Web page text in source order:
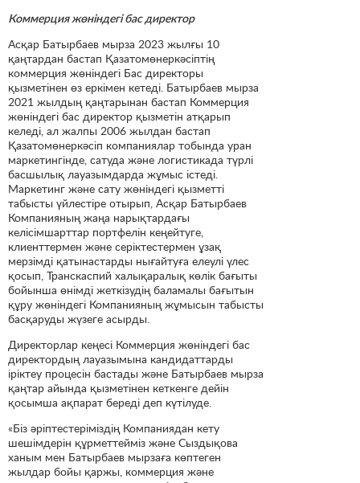
Коммерция жөніндегі бас директор
Асқар Батырбаев мырза 2023 жылғы 10
қаңтардан бастап Қазатомөнеркәсіптің
коммерция жөніндегі Бас директоры
қызметінен өз еркімен кетеді. Батырбаев мырза
2021 жылдың қаңтарынан бастап Коммерция
жөніндегі бас директор қызметін атқарып
келеді, ал жалпы 2006 жылдан бастап
Қазатомөнеркәсіп компаниялар тобында уран
маркетингінде, сатуда және логистикада түрлі
басшылық лауазымдарда жұмыс істеді.
Маркетинг және сату жөніндегі қызметті
табысты үйлестіре отырып, Асқар Батырбаев
Компанияның жаңа нарықтардағы
келісімшарттар портфелін кеңейтуге,
клиенттермен және серіктестермен ұзақ
мерзімді қатынастарды нығайтуға елеулі үлес
қосып, Транскаспий халықаралық көлік бағыты
бойынша өнімді жеткізудің баламалы бағытын
құру жөніндегі Компанияның жұмысын табысты
басқаруды жүзеге асырды.
Директорлар кеңесі Коммерция жөніндегі бас
директордың лауазымына кандидаттарды
іріктеу процесін бастады және Батырбаев мырза
қаңтар айында қызметінен кеткенге дейін
қосымша ақпарат береді деп күтілуде.
«Біз әріптестеріміздің Компаниядан кету
шешімдерін құрметтейміз және Сыздықова
ханым мен Батырбаев мырзаға көптеген
жылдар бойы қаржы, коммерция және